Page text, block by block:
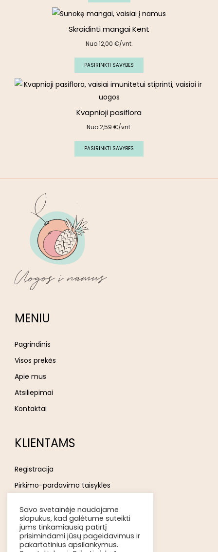
Skraidinti mangai Kent
Nuo12,00 €/vnt.
PASIRINKTI SAVYBES
Kvapnioji pasiflora
Nuo2,59 €/vnt.
PASIRINKTI SAVYBES
MENIU
Pagrindinis
Visos prekės
Apie mus
Atsiliepimai
Kontaktai
KLIENTAMS
Registracija
Pirkimo-pardavimo taisyklės
Atsakomybės ribojimas
Prekių pristatymas
Kokybė ir grąžinimas
Savo svetainėje naudojame
slapukus, kad galėtume suteikti
jums tinkamiausią patirtį
prisimindami jūsų pageidavimus ir
pakartotinius apsilankymus.